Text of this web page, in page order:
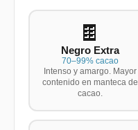
🍫
Negro Extra
70–99% cacao
Intenso y amargo. Mayor
contenido en manteca de
cacao.